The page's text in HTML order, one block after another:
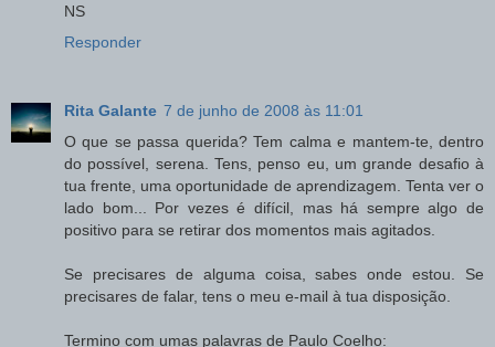
NS
Responder
Rita Galante 7 de junho de 2008 às 11:01
O que se passa querida? Tem calma e mantem-te, dentro
do possível, serena. Tens, penso eu, um grande desafio à
tua frente, uma oportunidade de aprendizagem. Tenta ver o
lado bom... Por vezes é difícil, mas há sempre algo de
positivo para se retirar dos momentos mais agitados.
Se precisares de alguma coisa, sabes onde estou. Se
precisares de falar, tens o meu e-mail à tua disposição.
Termino com umas palavras de Paulo Coelho: